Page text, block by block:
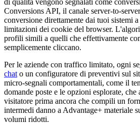
Conversions API, il canale server-to-
conversione direttamente dai tuoi sistemi
limitazioni dei cookie del browser.
profili simili a quelli che effettivamente
semplicemente cliccano.
Per le aziende con traffico limitato, ogni
chat o un configuratore di preventivi sul
micro-segnali comportamentali, come il
domande poste e le opzioni esplorate,
visitatore prima ancora che compili un
intermedi danno a Advantage+ materiale
volumi ridotti.